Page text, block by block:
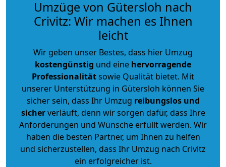
Umzüge von Gütersloh nach
Crivitz: Wir machen es Ihnen
leicht
Wir geben unser Bestes, dass hier Umzug
kostengünstig und eine hervorragende
Professionalitätsowie Qualität bietet. Mit
unserer Unterstützung in Gütersloh können Sie
sicher sein, dass Ihr Umzug reibungslos und
sicherverläuft, denn wir sorgen dafür, dass Ihre
Anforderungen und Wünsche erfüllt werden. Wir
haben die besten Partner, um Ihnen zu helfen
und sicherzustellen, dass Ihr Umzug nach Crivitz
ein erfolgreicher ist.